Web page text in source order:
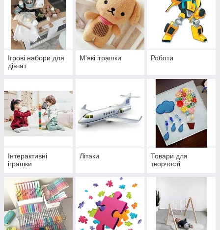
Ігрові набори для
дівчат
М'які іграшки Роботи
Інтерактивні
іграшки
Літаки
Товари для
творчості